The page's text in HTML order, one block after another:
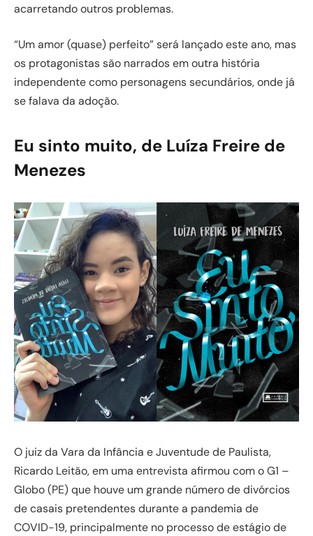
acarretando outros problemas.
“Um amor (quase) perfeito” será lançado este ano, mas
os protagonistas são narrados em outra história
independente como personagens secundários, onde já
se falava da adoção.
Eu sinto muito, de Luíza Freire de
Menezes
O juiz da Vara da Infância e Juventude de Paulista,
Ricardo Leitão, em uma entrevista afirmou com o G1 –
Globo (PE) que houve um grande número de divórcios
de casais pretendentes durante a pandemia de
COVID-19, principalmente no processo de estágio de